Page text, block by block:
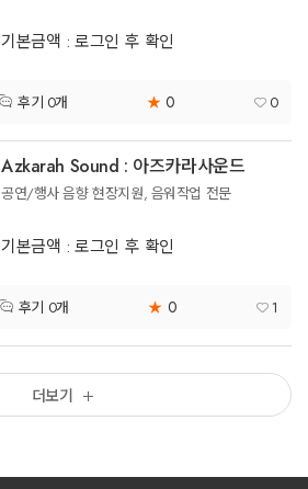
기본금액 : 로그인 후 확인
후기 0개 ★ 0 0
Azkarah Sound : 아즈카라사운드
공연/행사 음향 현장지원, 음워작업 전문
기본금액 : 로그인 후 확인
후기 0개 ★ 0 1
더보기